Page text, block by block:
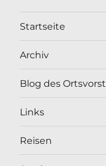
Startseite
Archiv
Blog des
Links
Reisen